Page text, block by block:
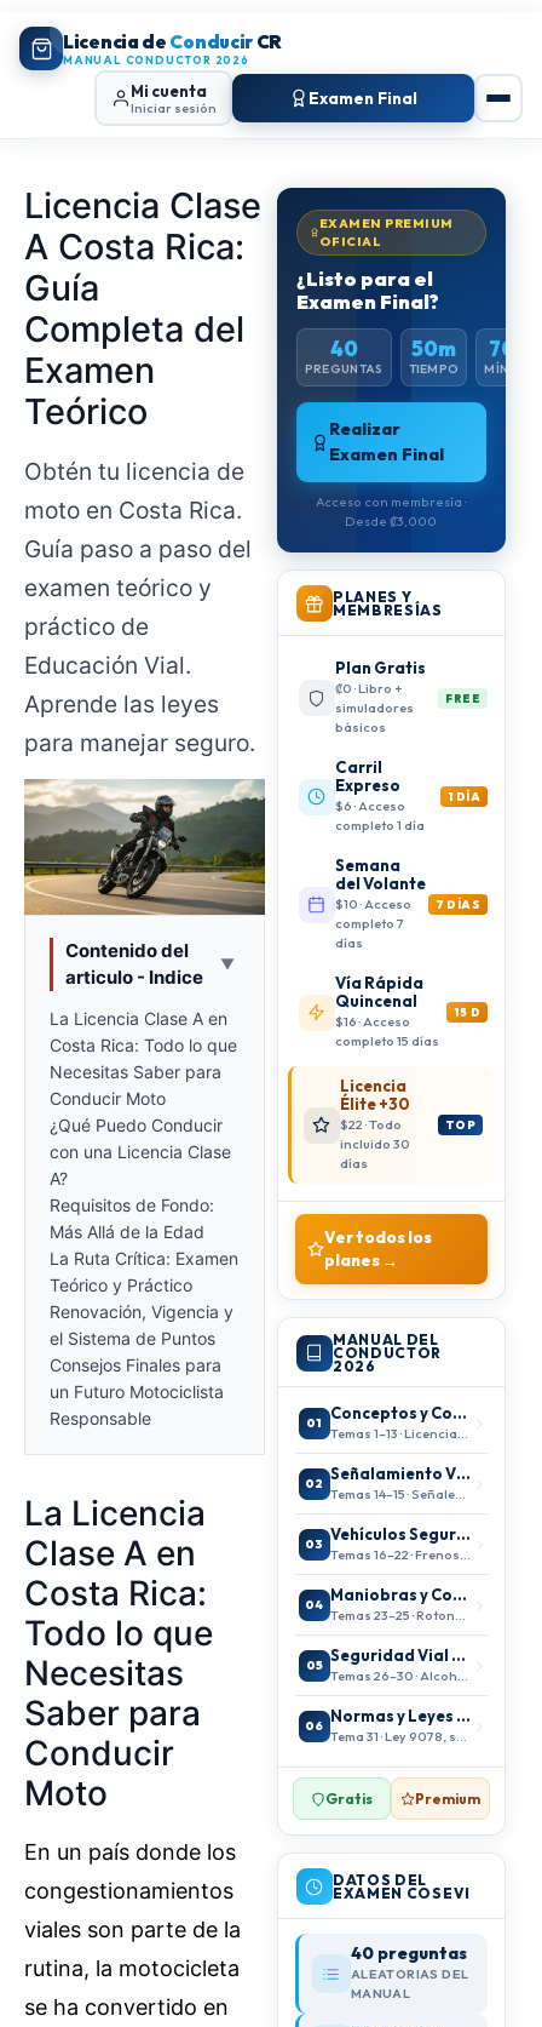
Licencia de Conducir CR
MANUAL CONDUCTOR 2026
Mi cuenta
Iniciar sesión Examen Final
Licencia Clase
A Costa Rica:
Guía
Completa del
Examen
Teórico
Obtén tu licencia de
moto en Costa Rica.
Guía paso a paso del
examen teórico y
práctico de
Educación Vial.
Aprende las leyes
para manejar seguro.
Contenido del
articulo - Indice
▼
La Licencia Clase A en
Costa Rica: Todo lo que
Necesitas Saber para
Conducir Moto
¿Qué Puedo Conducir
con una Licencia Clase
A?
Requisitos de Fondo:
Más Allá de la Edad
La Ruta Crítica: Examen
Teórico y Práctico
Renovación, Vigencia y
el Sistema de Puntos
Consejos Finales para
un Futuro Motociclista
Responsable
La Licencia
Clase A en
Costa Rica:
Todo lo que
Necesitas
Saber para
Conducir
Moto
En un país donde los
congestionamientos
viales son parte de la
rutina, la motocicleta
se ha convertido en
EXAMEN PREMIUM
OFICIAL
¿Listo para el
Examen Final?
40
PREGUNTAS
50m
TIEMPO
70%
MÍNIMO
Realizar
Examen Final
Acceso con membresía ·
Desde ₡3,000
PLANES Y
MEMBRESÍAS
Plan Gratis
₡0 · Libro +
simuladores
básicos
FREE
Carril
Expreso
$6 · Acceso
completo 1 día
1 DÍA
Semana
del Volante
$10 · Acceso
completo 7
días
7 DÍAS
Vía Rápida
Quincenal
$16 · Acceso
completo 15 días
15 D
Licencia
Élite +30
$22 · Todo
incluido 30
días
TOP
Ver todos los
planes →
MANUAL DEL
CONDUCTOR
2026
01
Conceptos y Conducción Segura
Temas 1–13 · Licencias, entorno vial
02
Señalamiento Vial
Temas 14–15 · Señales, semáforos
03
Vehículos Seguros
Temas 16–22 · Frenos, llantas
04
Maniobras y Conducción
Temas 23–25 · Rotondas, autopistas
05
Seguridad Vial y Prevención
Temas 26–30 · Alcohol, SRI
06
Normas y Leyes de Tránsito
Tema 31 · Ley 9078, sanciones
Gratis Premium
DATOS DEL
EXAMEN COSEVI
40 preguntas
ALEATORIAS DEL
MANUAL